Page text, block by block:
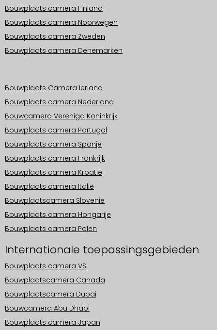
Bouwplaats camera Finland
Bouwplaats camera Noorwegen
Bouwplaats camera Zweden
Bouwplaats camera Denemarken
Bouwplaats Camera Ierland
Bouwplaats camera Nederland
Bouwcamera Verenigd Koninkrijk
Bouwplaats camera Portugal
Bouwplaats camera Spanje
Bouwplaats camera Frankrijk
Bouwplaats camera Kroatië
Bouwplaats camera Italië
Bouwplaatscamera Slovenië
Bouwplaats camera Hongarije
Bouwplaats camera Polen
Internationale toepassingsgebieden
Bouwplaats camera VS
Bouwplaatscamera Canada
Bouwplaatscamera Dubai
Bouwcamera Abu Dhabi
Bouwplaats camera Japan